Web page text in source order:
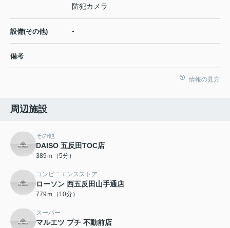
防犯カメラ
設備(その他) -
備考
情報の見方
周辺施設
その他
DAISO 五反田TOC店
389ｍ（5分）
コンビニエンスストア
ローソン 西五反田山手通店
779ｍ（10分）
スーパー
マルエツ プチ 不動前店